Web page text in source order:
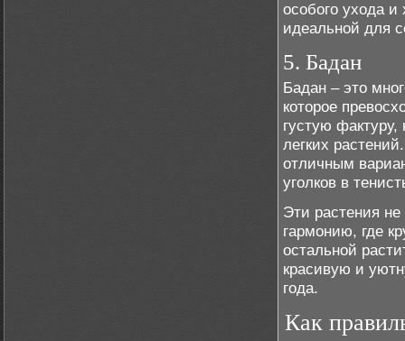
особого ухода
идеальной для
5. Бадан
Бадан – это
которое
густую
легких
отличным
уголков в
Эти растения
гармонию, где
остальной
красивую и
года.
Как